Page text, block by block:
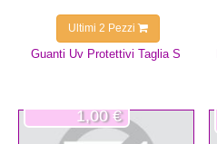
Guanti Uv Protettivi Taglia S
Ultimi 2 Pezzi
1,00 €